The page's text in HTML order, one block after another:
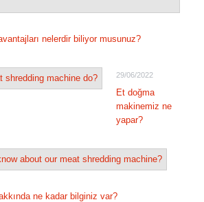
nelerdir biliyor musunuz?
29/06/2022
Et doğma
makinemiz ne
yapar?
ne kadar bilginiz var?